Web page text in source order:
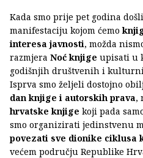
Kada smo prije pet godina
manifestaciju kojom ćemo
interesa javnosti, možda
razmjera Noć knjige upisati u
godišnjih društvenih i
Isprva smo željeli dostojno
dan knjige i autorskih prava,
hrvatske knjige koji pada
smo organizirati jedinstvenu
povezati sve dionike ciklusa
većem području Republike